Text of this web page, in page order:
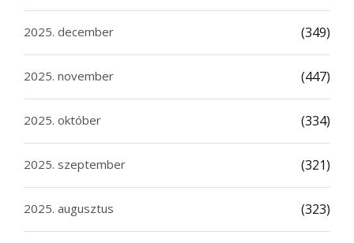
2025. december (349)
2025. november (447)
2025. október (334)
2025. szeptember (321)
2025. augusztus (323)